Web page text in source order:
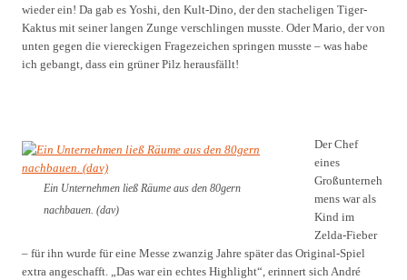
wieder ein! Da gab es Yoshi, den Kult-Dino, der den stacheligen Tiger-
Kaktus mit seiner langen Zunge verschlingen musste. Oder Mario, der von
unten gegen die viereckigen Fragezeichen springen musste – was habe
ich gebangt, dass ein grüner Pilz herausfällt!
Ein Unternehmen ließ Räume aus den 80gern
nachbauen. (dav)
Der Chef
eines
Großunterneh
mens war als
Kind im
Zelda-Fieber
– für ihn wurde für eine Messe zwanzig Jahre später das Original-Spiel
extra angeschafft. „Das war ein echtes Highlight“, erinnert sich André